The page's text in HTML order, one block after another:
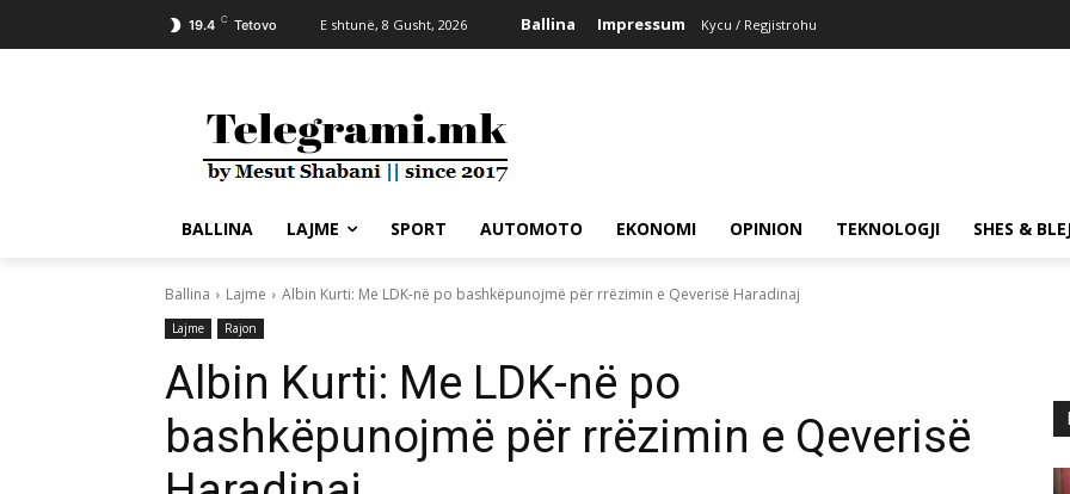
19.4 C Tetovo E shtunë, 8 Gusht, 2026 Ballina Impressum Kycu / Regjistrohu
BALLINA LAJME SPORT AUTOMOTO EKONOMI OPINION TEKNOLOGJI SHES &
Ballina Lajme Albin Kurti: Me LDK-në po bashkëpunojmë për rrëzimin e Qeverisë Haradinaj
Lajme Rajon
Albin Kurti: Me LDK-në po
bashkëpunojmë për rrëzimin e Qeverisë